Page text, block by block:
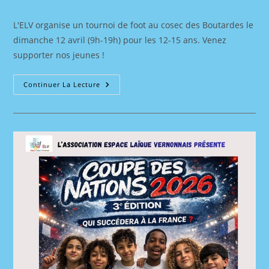
L'ELV organise un tournoi de foot au cosec des Boutardes le
dimanche 12 avril (9h-19h) pour les 12-15 ans. Venez
supporter nos jeunes !
Continuer La Lecture Coupe
Des
–
15